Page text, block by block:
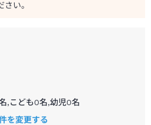
い。
,こども0名,幼児0名
を変更する